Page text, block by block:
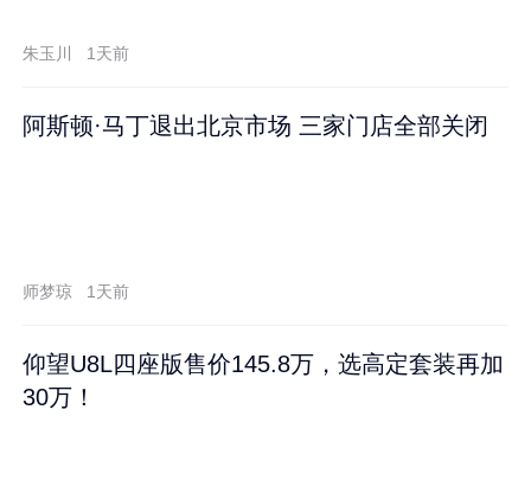
朱玉川 1天前
阿斯顿·马丁退出北京市场 三家门店全部关闭
师梦琼 1天前
仰望U8L四座版售价145.8万，选高定套装再加
30万！